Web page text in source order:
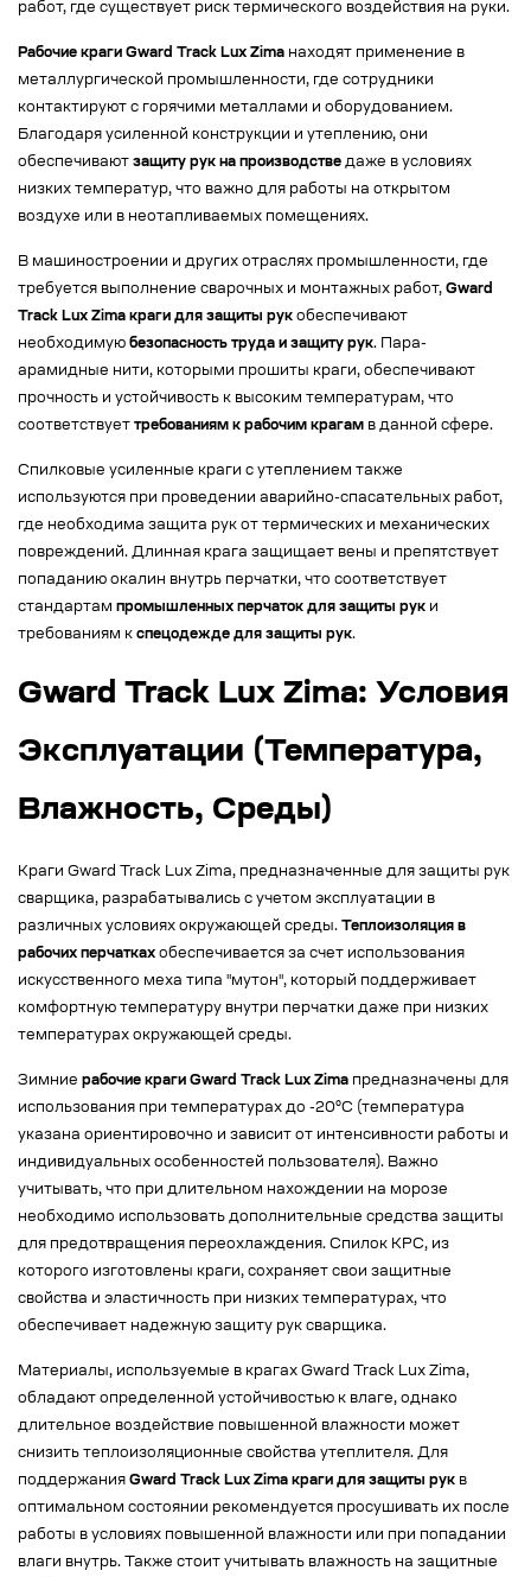
работ, где существует риск термического воздействия на руки.
Рабочие краги Gward Track Lux Zima находят применение в
металлургической промышленности, где сотрудники
контактируют с горячими металлами и оборудованием.
Благодаря усиленной конструкции и утеплению, они
обеспечивают защиту рук на производстве даже в условиях
низких температур, что важно для работы на открытом
воздухе или в неотапливаемых помещениях.
В машиностроении и других отраслях промышленности, где
требуется выполнение сварочных и монтажных работ, Gward
Track Lux Zima краги для защиты рук обеспечивают
необходимую безопасность труда и защиту рук. Пара-
арамидные нити, которыми прошиты краги, обеспечивают
прочность и устойчивость к высоким температурам, что
соответствует требованиям к рабочим крагам в данной сфере.
Спилковые усиленные краги с утеплением также
используются при проведении аварийно-спасательных работ,
где необходима защита рук от термических и механических
повреждений. Длинная крага защищает вены и препятствует
попаданию окалин внутрь перчатки, что соответствует
стандартам промышленных перчаток для защиты рук и
требованиям к спецодежде для защиты рук.
Gward Track Lux Zima: Условия
Эксплуатации (Температура,
Влажность, Среды)
Краги Gward Track Lux Zima, предназначенные для защиты рук
сварщика, разрабатывались с учетом эксплуатации в
различных условиях окружающей среды. Теплоизоляция в
рабочих перчатках обеспечивается за счет использования
искусственного меха типа "мутон", который поддерживает
комфортную температуру внутри перчатки даже при низких
температурах окружающей среды.
Зимние рабочие краги Gward Track Lux Zima предназначены для
использования при температурах до -20°C (температура
указана ориентировочно и зависит от интенсивности работы и
индивидуальных особенностей пользователя). Важно
учитывать, что при длительном нахождении на морозе
необходимо использовать дополнительные средства защиты
для предотвращения переохлаждения. Спилок КРС, из
которого изготовлены краги, сохраняет свои защитные
свойства и эластичность при низких температурах, что
обеспечивает надежную защиту рук сварщика.
Материалы, используемые в крагах Gward Track Lux Zima,
обладают определенной устойчивостью к влаге, однако
длительное воздействие повышенной влажности может
снизить теплоизоляционные свойства утеплителя. Для
поддержания Gward Track Lux Zima краги для защиты рук в
оптимальном состоянии рекомендуется просушивать их после
работы в условиях повышенной влажности или при попадании
влаги внутрь. Также стоит учитывать влажность на защитные